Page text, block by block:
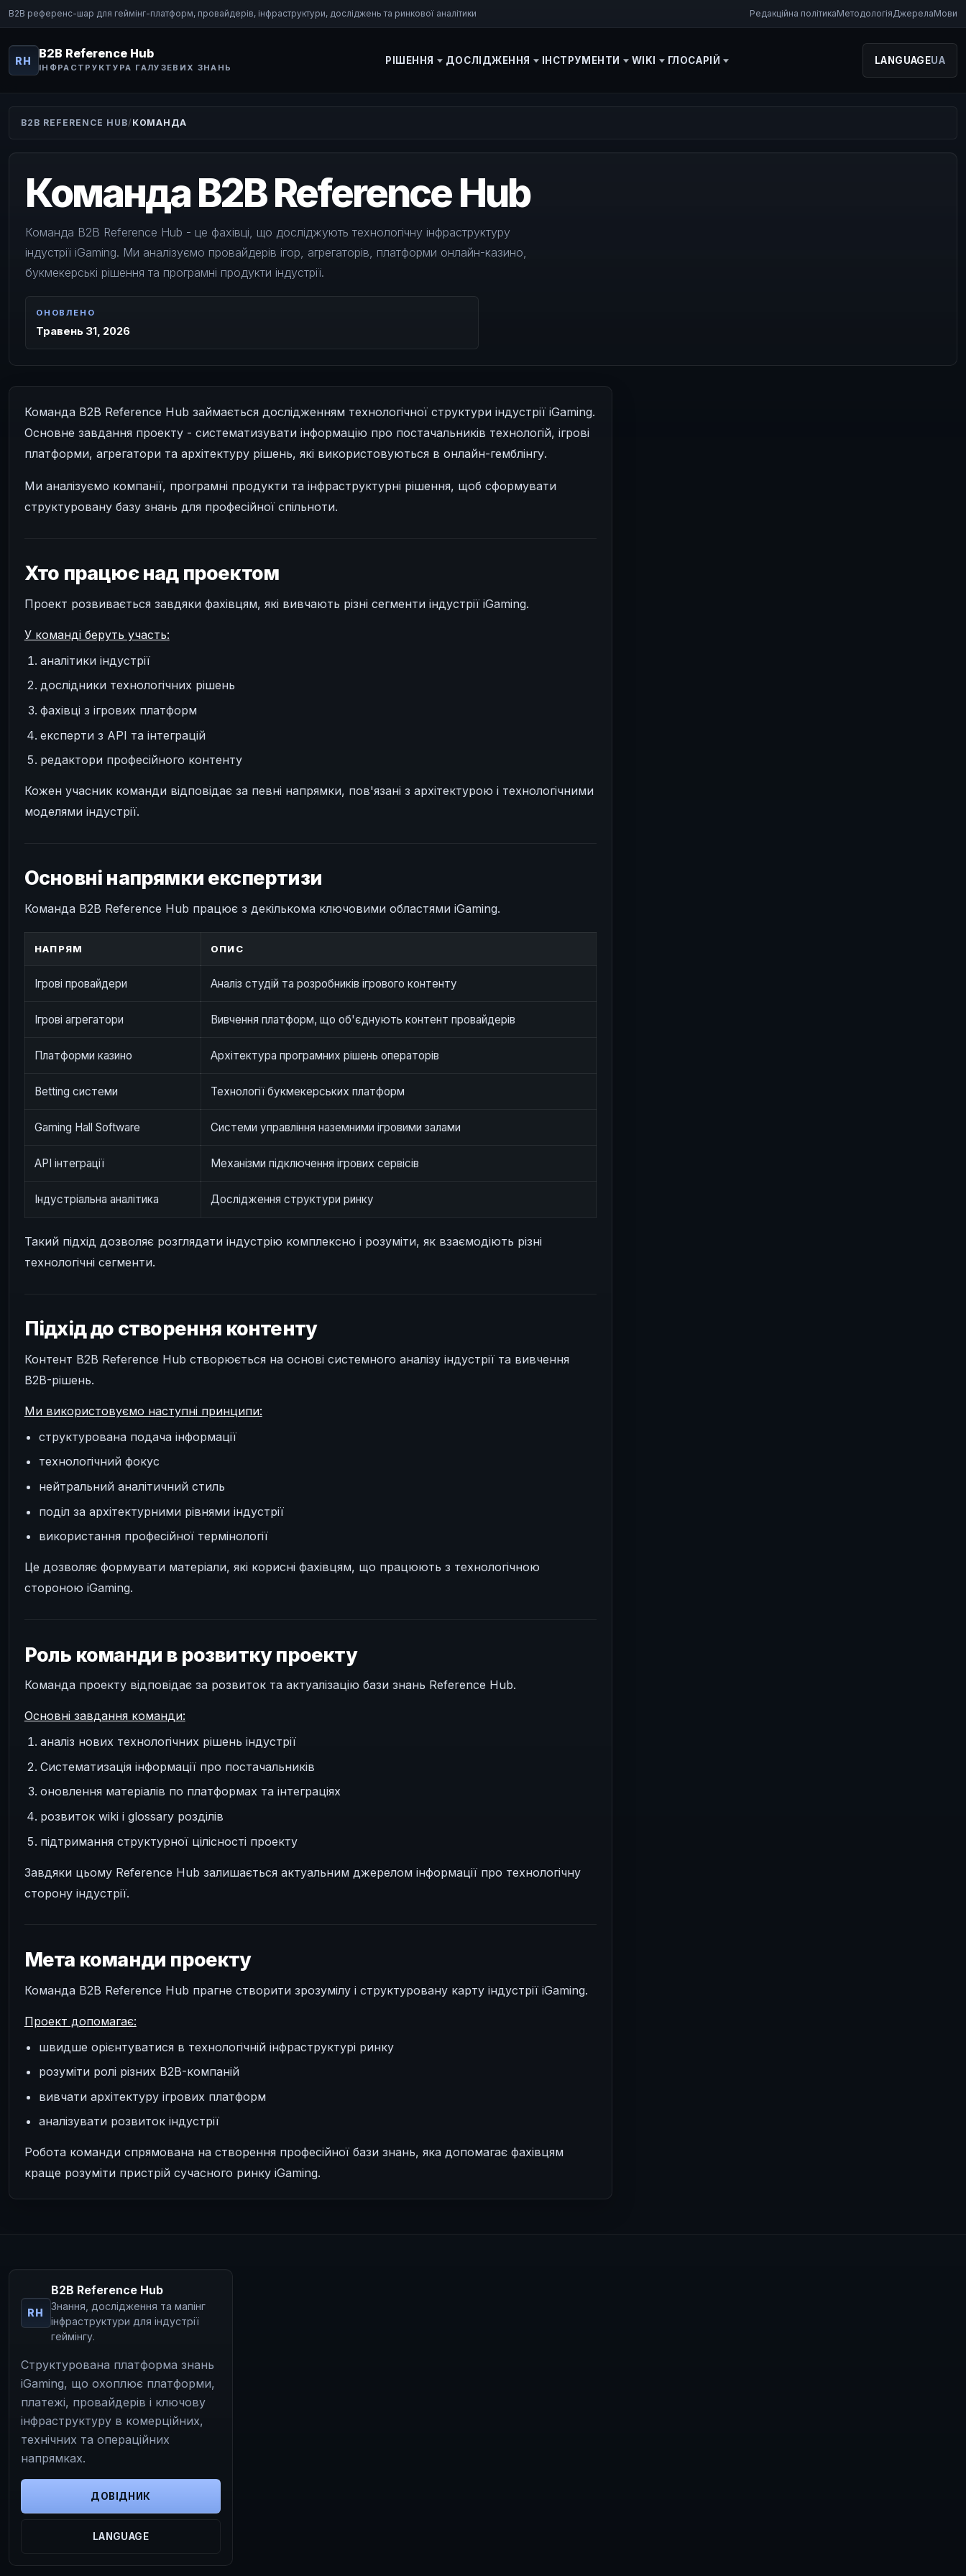
B2B референс-шар для геймінг-платформ, провайдерів, інфраструктури, досліджень та ринкової аналітики Редакційна політикаМетодологія ДжерелаМови
RH
B2B Reference Hub
ІНФРАСТРУКТУРА ГАЛУЗЕВИХ ЗНАНЬ
РІШЕННЯ ДОСЛІДЖЕННЯ ІНСТРУМЕНТИ WIKI ГЛОСАРІЙ LANGUAGEUA
B2B REFERENCE HUB КОМАНДА
Команда B2B Reference Hub
Команда B2B Reference Hub - це фахівці, що досліджують технологічну інфраструктуру
індустрії iGaming. Ми аналізуємо провайдерів ігор, агрегаторів, платформи онлайн-казино,
букмекерські рішення та програмні продукти індустрії.
ОНОВЛЕНО
Травень 31, 2026
Команда B2B Reference Hub займається дослідженням технологічної структури індустрії iGaming.
Основне завдання проекту - систематизувати інформацію про постачальників технологій, ігрові
платформи, агрегатори та архітектуру рішень, які використовуються в онлайн-гемблінгу.
Ми аналізуємо компанії, програмні продукти та інфраструктурні рішення, щоб сформувати
структуровану базу знань для професійної спільноти.
Хто працює над проектом
Проект розвивається завдяки фахівцям, які вивчають різні сегменти індустрії iGaming.
У команді беруть участь:
аналітики індустрії
дослідники технологічних рішень
фахівці з ігрових платформ
експерти з API та інтеграцій
редактори професійного контенту
Кожен учасник команди відповідає за певні напрямки, пов'язані з архітектурою і технологічними
моделями індустрії.
Основні напрямки експертизи
Команда B2B Reference Hub працює з декількома ключовими областями iGaming.
НАПРЯМ ОПИС
Ігрові провайдери Аналіз студій та розробників ігрового контенту
Ігрові агрегатори Вивчення платформ, що об'єднують контент провайдерів
Платформи казино Архітектура програмних рішень операторів
Betting системи Технології букмекерських платформ
Gaming Hall Software Системи управління наземними ігровими залами
API інтеграції Механізми підключення ігрових сервісів
Індустріальна аналітика Дослідження структури ринку
Такий підхід дозволяє розглядати індустрію комплексно і розуміти, як взаємодіють різні
технологічні сегменти.
Підхід до створення контенту
Контент B2B Reference Hub створюється на основі системного аналізу індустрії та вивчення
B2B-рішень.
Ми використовуємо наступні принципи:
структурована подача інформації
технологічний фокус
нейтральний аналітичний стиль
поділ за архітектурними рівнями індустрії
використання професійної термінології
Це дозволяє формувати матеріали, які корисні фахівцям, що працюють з технологічною
стороною iGaming.
Роль команди в розвитку проекту
Команда проекту відповідає за розвиток та актуалізацію бази знань Reference Hub.
Основні завдання команди:
аналіз нових технологічних рішень індустрії
Систематизація інформації про постачальників
оновлення матеріалів по платформах та інтеграціях
розвиток wiki і glossary розділів
підтримання структурної цілісності проекту
Завдяки цьому Reference Hub залишається актуальним джерелом інформації про технологічну
сторону індустрії.
Мета команди проекту
Команда B2B Reference Hub прагне створити зрозумілу і структуровану карту індустрії iGaming.
Проект допомагає:
швидше орієнтуватися в технологічній інфраструктурі ринку
розуміти ролі різних B2B-компаній
вивчати архітектуру ігрових платформ
аналізувати розвиток індустрії
Робота команди спрямована на створення професійної бази знань, яка допомагає фахівцям
краще розуміти пристрій сучасного ринку iGaming.
RH
B2B Reference Hub
Знання, дослідження та мапінг
інфраструктури для індустрії
геймінгу.
Структурована платформа знань
iGaming, що охоплює платформи,
платежі, провайдерів і ключову
інфраструктуру в комерційних,
технічних та операційних
напрямках.
ДОВІДНИК
LANGUAGE